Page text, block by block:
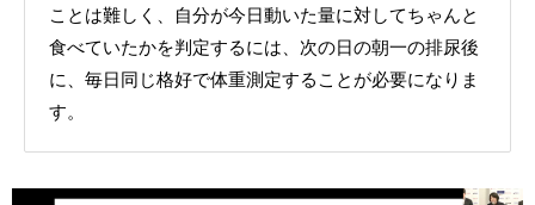
ことは難しく、自分が今日動いた量に対してちゃんと
食べていたかを判定するには、次の日の朝一の排尿後
に、毎日同じ格好で体重測定することが必要になりま
す。